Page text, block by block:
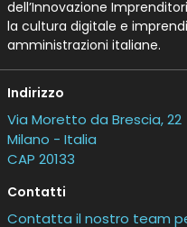
dell’Innovazione
la cultura digitale e
amministrazioni italiane.
Indirizzo
Via Moretto da Brescia, 22
Milano - Italia
CAP 20133
Contatti
Contatta il nostro team